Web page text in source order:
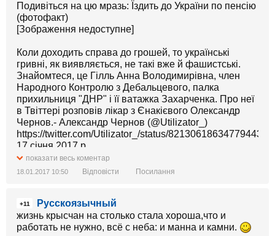
Подивіться на цю мразь: Їздить до України по пенсію
(фотофакт)
[Зображення недоступне]
Коли доходить справа до грошей, то українські
гривні, як виявляється, не такі вже й фашистські.
Знайомтеся, це Гілль Анна Володимирівна, член
Народного Контролю з Дебальцевого, палка
прихильниця "ДНР" і її ватажка Захарченка. Про неї
в Твіттері розповів лікар з Єнакієвого Олександр
Чернов.- Александр Чернов (@Utilizator_)
https://twitter.com/Utilizator_/status/821306186347794432
17 січня 2017 р.
А от пенсію отримувати вона їздить до України!
показати весь коментар
18.01.2017 10:50 Відповісти Посилання
+11
Русскоязычный
жизнь крысчан на столько стала хороша,что и
работать не нужно, всё с неба: и манна и камни.